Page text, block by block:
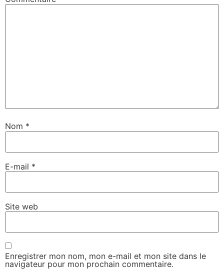
Nom *
E-mail *
Site web
Enregistrer mon nom, mon e-mail et mon site dans le
navigateur pour mon prochain commentaire.